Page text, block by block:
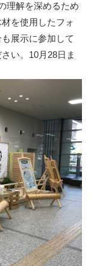
理解を深めるため
を使用したフォ
展示に参加して
い。10月28日ま